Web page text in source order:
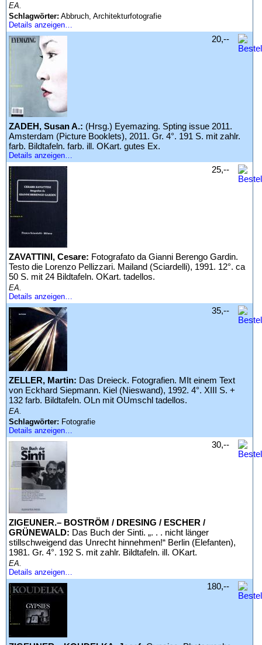
EA.
Schlagwörter: Abbruch, Architekturfotografie
Details anzeigen…
ZADEH, Susan A.: (Hrsg.) Eyemazing. Spting issue 2011.
Amsterdam (Picture Booklets), 2011. Gr. 4°. 191 S. mit zahlr.
farb. Bildtafeln. farb. ill. OKart. gutes Ex.
Details anzeigen…
20,--
ZAVATTINI, Cesare: Fotografato da Gianni Berengo Gardin.
Testo die Lorenzo Pellizzari. Mailand (Sciardelli), 1991. 12°. ca
50 S. mit 24 Bildtafeln. OKart. tadellos.
EA.
Details anzeigen…
25,--
ZELLER, Martin: Das Dreieck. Fotografien. MIt einem Text
von Eckhard Siepmann. Kiel (Nieswand), 1992. 4°. XIII S. +
132 farb. Bildtafeln. OLn mit OUmschl tadellos.
EA.
Schlagwörter: Fotografie
Details anzeigen…
35,--
ZIGEUNER.– BOSTRÖM / DRESING / ESCHER /
GRÜNEWALD: Das Buch der Sinti. „. . . nicht länger
stillschweigend das Unrecht hinnehmen!“ Berlin (Elefanten),
1981. Gr. 4°. 192 S. mit zahlr. Bildtafeln. ill. OKart.
EA.
Details anzeigen…
30,--
180,--